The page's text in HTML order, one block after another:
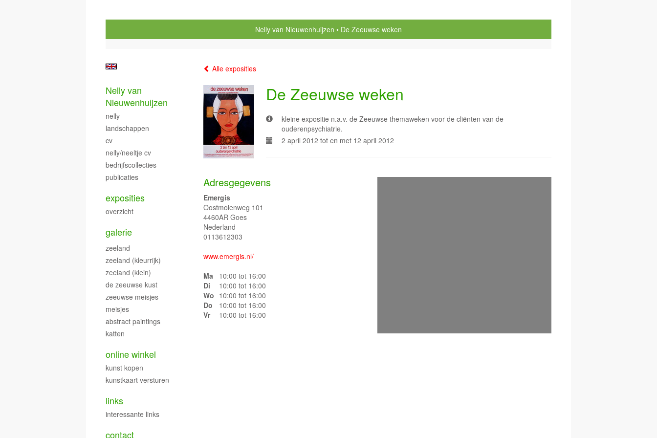
Nelly van Nieuwenhuijzen De Zeeuwse weken
Alle exposities
De Zeeuwse weken
kleine expositie n.a.v. de Zeeuwse themaweken voor de cliënten van de
ouderenpsychiatrie.
2 april 2012 tot en met 12 april 2012
Adresgegevens
Emergis
Oostmolenweg 101
4460AR Goes
Nederland
0113612303
www.emergis.nl/
Ma
10:00 tot 16:00
Di
10:00 tot 16:00
Wo 10:00 tot 16:00
Do
10:00 tot 16:00
Vr
10:00 tot 16:00
Nelly van
Nieuwenhuijzen
nelly
landschappen
cv
nelly/neeltje cv
bedrijfscollecties
publicaties
exposities
overzicht
galerie
zeeland
zeeland (kleurrijk)
zeeland (klein)
de zeeuwse kust
zeeuwse meisjes
meisjes
abstract paintings
katten
online winkel
kunst kopen
kunstkaart versturen
links
interessante links
contact